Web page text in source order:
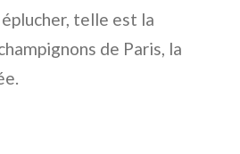
telle est la
de Paris, la